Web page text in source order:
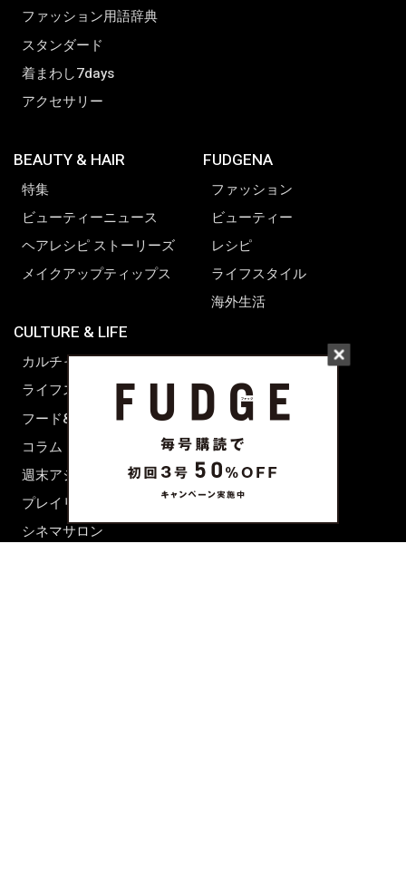
ファッション用語辞典
スタンダード
着まわし7days
アクセサリー
BEAUTY & HAIR
特集
ビューティーニュース
ヘアレシピ ストーリーズ
メイクアップティップス
CULTURE & LIFE
カルチャー
ライフスタイル
フード&ドリンク
コラム
週末アジア
プレイリスト
シネマサロン
FUDGENA
ファッション
ビューティー
レシピ
ライフスタイル
海外生活